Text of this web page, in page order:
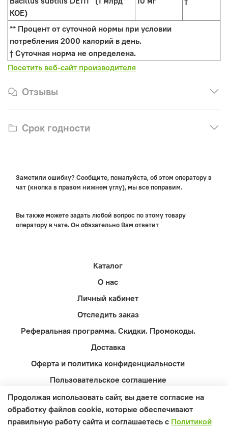
КОЕ)
** Процент от суточной нормы при условии
потребления 2000 калорий в день.
† Суточная норма не определена.
Посетить веб-сайт производителя
Отзывы
Срок годности
Заметили ошибку? Сообщите, пожалуйста, об этом оператору в
чат (кнопка в правом нижнем углу), мы все поправим.
Вы также можете задать любой вопрос по этому товару
оператору в чате. Он обязательно Вам ответит
Каталог
О нас
Личный кабинет
Отследить заказ
Реферальная программа. Скидки. Промокоды.
Доставка
Оферта и политика конфиденциальности
Пользовательское соглашение
Контакты
Вопросы и ответы
Продолжая использовать сайт, вы даете согласие на
обработку файлов cookie, которые обеспечивают
правильную работу сайта и соглашаетесь с Политикой